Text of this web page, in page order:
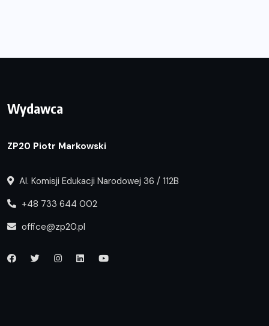
Wydawca
ZP20 Piotr Markowski
Al. Komisji Edukacji Narodowej 36 / 112B
+48 733 644 002
office@zp20.pl